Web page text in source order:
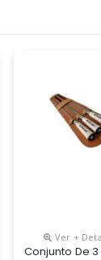
Cabo Em Inox
Madeira E
Invertida
Transporte
E Resina,
Ver +
Conjunto De 3